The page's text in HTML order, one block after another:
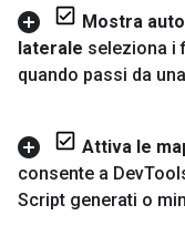
Mostra
laterale seleziona i
quando passi da
Attiva le
consente a Dev
Script generati o